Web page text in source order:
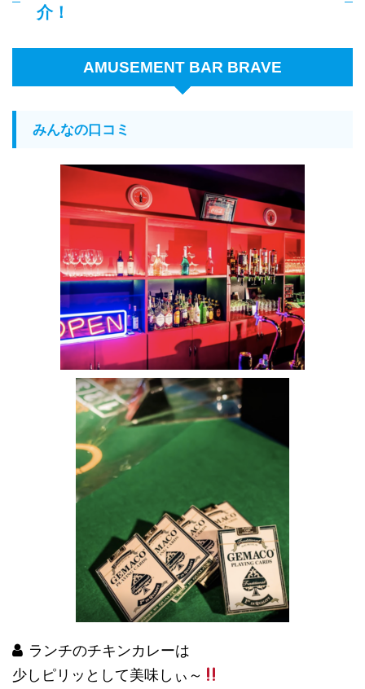
介！
AMUSEMENT BAR BRAVE
みんなの口コミ
ランチのチキンカレーは
少しピリッとして美味しぃ～